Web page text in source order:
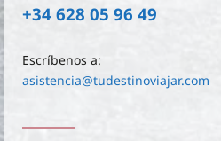
+34 628 05 96 49
Escríbenos a:
asistencia@tudestinoviajar.com